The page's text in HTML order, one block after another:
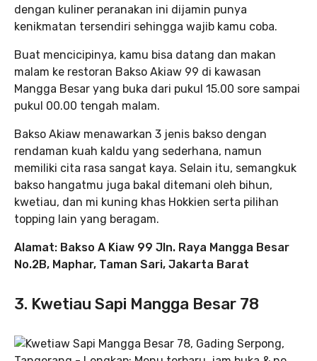
dengan kuliner peranakan ini dijamin punya
kenikmatan tersendiri sehingga wajib kamu coba.
Buat mencicipinya, kamu bisa datang dan makan
malam ke restoran Bakso Akiaw 99 di kawasan
Mangga Besar yang buka dari pukul 15.00 sore sampai
pukul 00.00 tengah malam.
Bakso Akiaw menawarkan 3 jenis bakso dengan
rendaman kuah kaldu yang sederhana, namun
memiliki cita rasa sangat kaya. Selain itu, semangkuk
bakso hangatmu juga bakal ditemani oleh bihun,
kwetiau, dan mi kuning khas Hokkien serta pilihan
topping lain yang beragam.
Alamat: Bakso A Kiaw 99 Jln. Raya Mangga Besar
No.2B, Maphar, Taman Sari, Jakarta Barat
3. Kwetiau Sapi Mangga Besar 78